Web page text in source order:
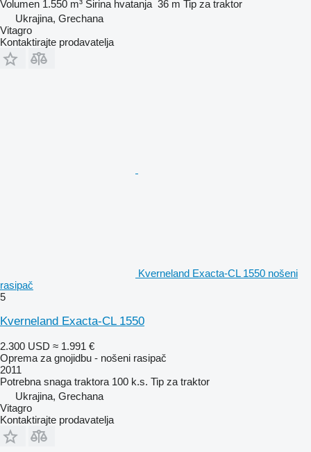
Volumen 1.550 m³ Širina hvatanja 36 m Tip za traktor
Ukrajina, Grechana
Vitagro
Kontaktirajte prodavatelja
Kverneland Exacta-CL 1550 nošeni
rasipač
5
Kverneland Exacta-CL 1550
2.300 USD ≈ 1.991 €
Oprema za gnojidbu - nošeni rasipač
2011
Potrebna snaga traktora 100 k.s. Tip za traktor
Ukrajina, Grechana
Vitagro
Kontaktirajte prodavatelja